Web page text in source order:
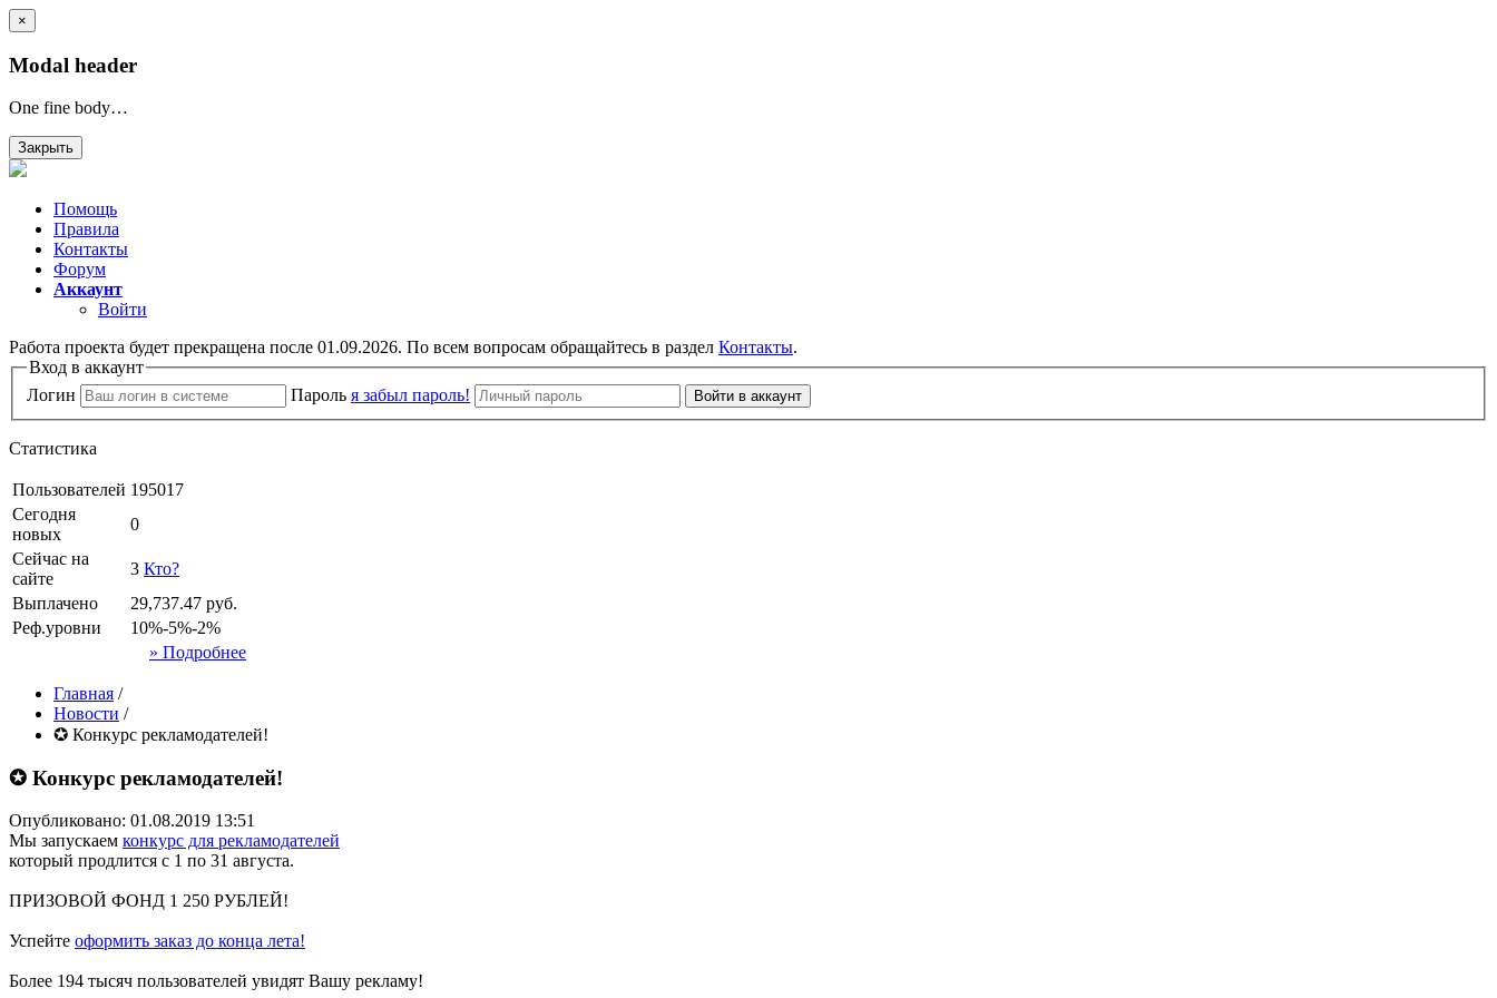
×
Modal header
One fine body…
Закрыть
Помощь
Правила
Контакты
Форум
Аккаунт
Войти
Работа проекта будет прекращена после 01.09.2026. По всем вопросам обращайтесь в раздел Контакты.
Вход в аккаунт
Логин
Пароль я забыл пароль! Войти в аккаунт
Статистика
Пользователей 195017
Сегодня
новых
0
Сейчас на
сайте
3 Кто?
Выплачено
29,737.47 руб.
Реф.уровни
10%-5%-2%
» Подробнее
Главная /
Новости /
✪ Конкурс рекламодателей!
✪ Конкурс рекламодателей!
Опубликовано: 01.08.2019 13:51
Мы запускаем конкурс для рекламодателей
который продлится с 1 по 31 августа.
ПРИЗОВОЙ ФОНД 1 250 РУБЛЕЙ!
Успейте оформить заказ до конца лета!
Более 194 тысяч пользователей увидят Вашу рекламу!